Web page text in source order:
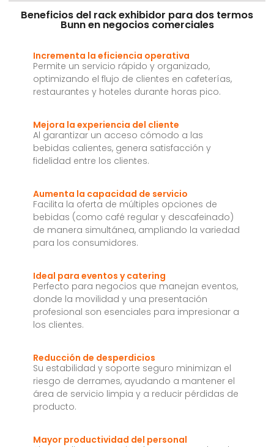
Beneficios del rack exhibidor para dos termos
Bunn en negocios comerciales
Incrementa la eficiencia operativa
Permite un servicio rápido y organizado,
optimizando el flujo de clientes en cafeterías,
restaurantes y hoteles durante horas pico.
Mejora la experiencia del cliente
Al garantizar un acceso cómodo a las
bebidas calientes, genera satisfacción y
fidelidad entre los clientes.
Aumenta la capacidad de servicio
Facilita la oferta de múltiples opciones de
bebidas (como café regular y descafeinado)
de manera simultánea, ampliando la variedad
para los consumidores.
Ideal para eventos y catering
Perfecto para negocios que manejan eventos,
donde la movilidad y una presentación
profesional son esenciales para impresionar a
los clientes.
Reducción de desperdicios
Su estabilidad y soporte seguro minimizan el
riesgo de derrames, ayudando a mantener el
área de servicio limpia y a reducir pérdidas de
producto.
Mayor productividad del personal